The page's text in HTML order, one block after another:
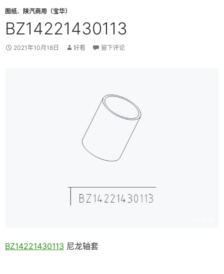
图纸、 陕汽商用（宝华）
BZ14221430113
2021年10月18日 好看 留下评论
BZ14221430113 尼龙轴套